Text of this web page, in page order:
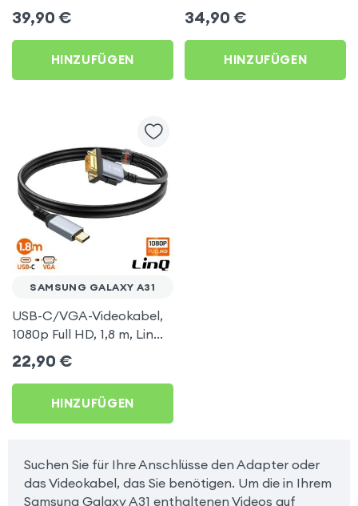
Display Adapter für
Samsung Galaxy A31
39,90 €
HINZUFÜGEN
Dongle, TV-Video-
Empfänger (Miracast,
AirPlay, DLNA-
kompatibel) für Samsung
Galaxy A31
34,90 €
HINZUFÜGEN
SAMSUNG GALAXY A31
USB-C/VGA-Videokabel,
1080p Full HD, 1,8 m, LinQ
für Samsung Galaxy A31
22,90 €
HINZUFÜGEN
Suchen Sie für Ihre Anschlüsse den Adapter oder
das Videokabel, das Sie benötigen. Um die in Ihrem
Samsung Galaxy A31 enthaltenen Videos auf